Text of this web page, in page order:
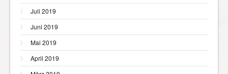
Juli 2019
Juni 2019
Mai 2019
April 2019